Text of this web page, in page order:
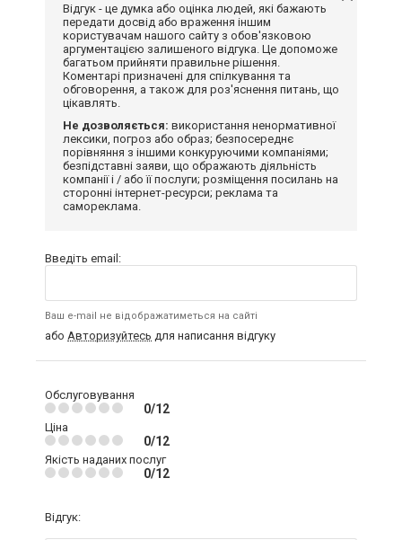
Відгук - це думка або оцінка людей, які бажають
передати досвід або враження іншим
користувачам нашого сайту з обов'язковою
аргументацією залишеного відгука. Це допоможе
багатьом прийняти правильне рішення.
Коментарі призначені для спілкування та
обговорення, а також для роз'яснення питань, що
цікавлять.
Не дозволяється: використання ненормативної
лексики, погроз або образ; безпосереднє
порівняння з іншими конкуруючими компаніями;
безпідставні заяви, що ображають діяльність
компанії і / або її послуги; розміщення посилань на
сторонні інтернет-ресурси; реклама та
самореклама.
Введіть email:
Ваш e-mail не відображатиметься на сайті
або Авторизуйтесь для написання відгуку
Обслуговування
0/12
Ціна
0/12
Якість наданих послуг
0/12
Відгук: